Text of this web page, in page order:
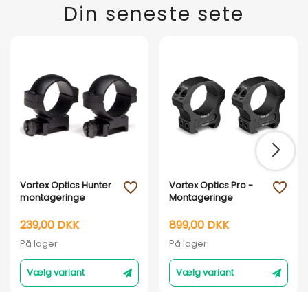
Din seneste sete
Vortex Optics Hunter
montageringe
239,00 DKK
På lager
Vælg variant
favorite_outline
Vortex Optics Pro -
Montageringe
899,00 DKK
På lager
Vælg variant
favorite_outline